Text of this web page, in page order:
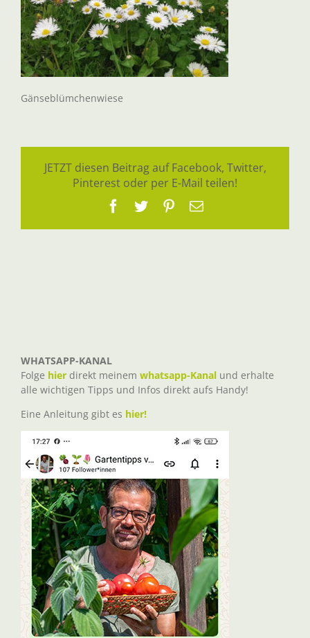
Gänseblümchenwiese
JETZT diesen Beitrag auf Facebook, Twitter,
Pinterest oder per E-Mail teilen!
Facebook
TwitterPinterest
E-
WHATSAPP-KANAL
Folge hier direkt meinem whatsapp-Kanal und erhalte
alle wichtigen Tipps und Infos direkt aufs Handy!
Eine Anleitung gibt es hier!